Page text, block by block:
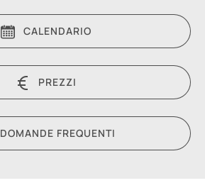
CALENDARIO
PREZZI
DOMANDE FREQUENTI